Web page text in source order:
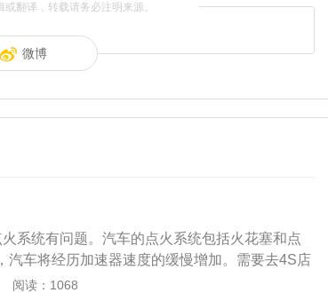
翻译，转载请务必注明来源。
微博
系统有问题。汽车的点火系统包括火花塞和点
汽车将经历加速器速度的缓慢增加。需要去4S店
节气门失灵或者进气歧管漏气，踩下油门后车
阅读：1068